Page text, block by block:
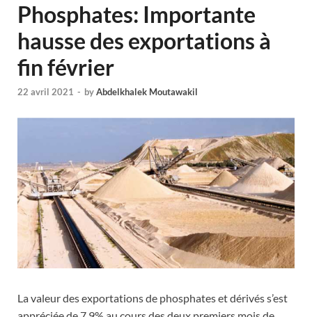
Phosphates: Importante
hausse des exportations à
fin février
22 avril 2021 - byAbdelkhalek Moutawakil
La valeur des exportations de phosphates et dérivés s’est